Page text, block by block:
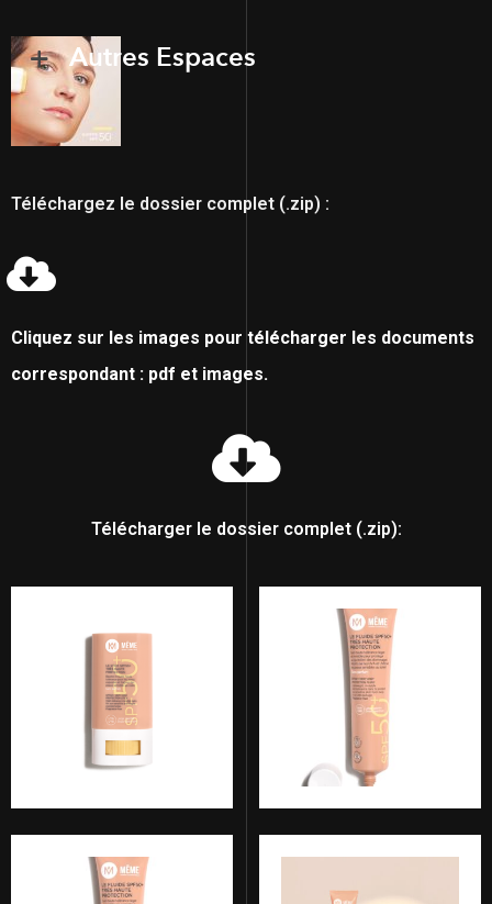
Autres Espaces
Téléchargez le dossier complet (.zip) :
Cliquez sur les images pour télécharger les documents
correspondant : pdf et images.
Télécharger le dossier complet (.zip):